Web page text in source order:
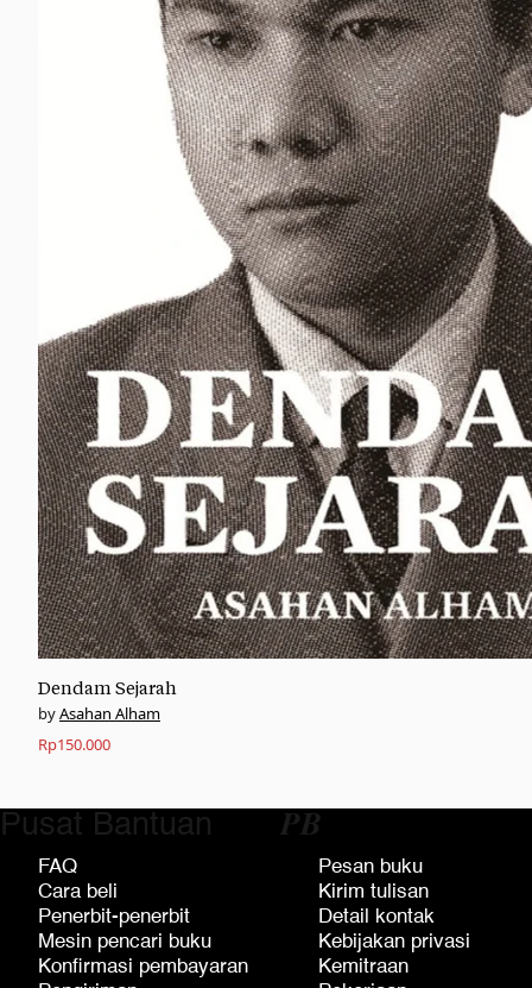
Dendam Sejarah
Asahan Alham
Rp150.000
Pusat Bantuan
FAQ
Cara beli
Penerbit-penerbit
Mesin pencari buku
Konfirmasi pembayaran
𝑷𝑩
Pesan buku
Kirim tulisan
Detail kontak
Kebijakan privasi
Kemitraan